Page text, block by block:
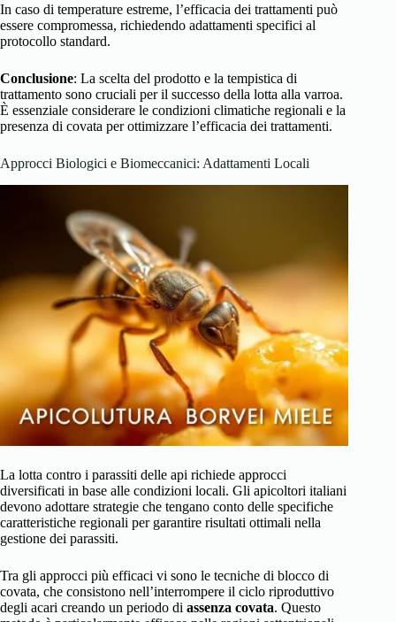
In caso di temperature estreme, l’efficacia dei trattamenti può
essere compromessa, richiedendo adattamenti specifici al
protocollo standard.
Conclusione: La scelta del prodotto e la tempistica di
trattamento sono cruciali per il successo della lotta alla varroa.
È essenziale considerare le condizioni climatiche regionali e la
presenza di covata per ottimizzare l’efficacia dei trattamenti.
Approcci Biologici e Biomeccanici: Adattamenti Locali
La lotta contro i parassiti delle api richiede approcci
diversificati in base alle condizioni locali. Gli apicoltori italiani
devono adottare strategie che tengano conto delle specifiche
caratteristiche regionali per garantire risultati ottimali nella
gestione dei parassiti.
Tra gli approcci più efficaci vi sono le tecniche di blocco di
covata, che consistono nell’interrompere il ciclo riproduttivo
degli acari creando un periodo di assenza covata. Questo